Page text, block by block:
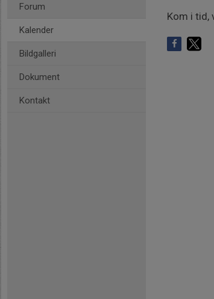
Forum
Kalender
Bildgalleri
Dokument
Kontakt
Kom i tid,